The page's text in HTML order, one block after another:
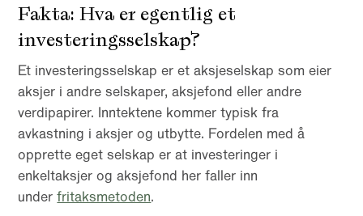
Fakta: Hva er egentlig et
investeringsselskap?
Et investeringsselskap er et aksjeselskap som eier
aksjer i andre selskaper, aksjefond eller andre
verdipapirer. Inntektene kommer typisk fra
avkastning i aksjer og utbytte. Fordelen med å
opprette eget selskap er at investeringer i
enkeltaksjer og aksjefond her faller inn
underfritaksmetoden.